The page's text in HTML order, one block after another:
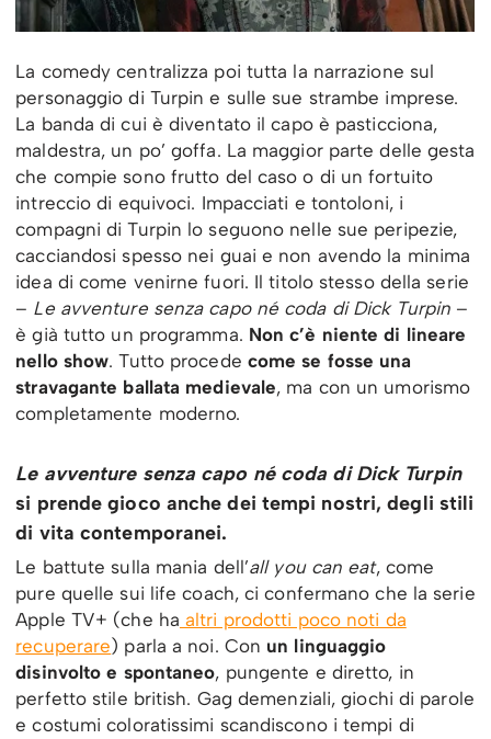
La comedy centralizza poi tutta la narrazione sul
personaggio di Turpin e sulle sue strambe imprese.
La banda di cui è diventato il capo è pasticciona,
maldestra, un po’ goffa. La maggior parte delle gesta
che compie sono frutto del caso o di un fortuito
intreccio di equivoci. Impacciati e tontoloni, i
compagni di Turpin lo seguono nelle sue peripezie,
cacciandosi spesso nei guai e non avendo la minima
idea di come venirne fuori. Il titolo stesso della serie
– Le avventure senza capo né coda di Dick Turpin –
è già tutto un programma. Non c’è niente di lineare
nello show. Tutto procede come se fosse una
stravagante ballata medievale, ma con un umorismo
completamente moderno.
Le avventure senza capo né coda di Dick Turpin
si prende gioco anche dei tempi nostri, degli stili
di vita contemporanei.
Le battute sulla mania dell’all you can eat, come
pure quelle sui life coach, ci confermano che la serie
Apple TV+ (che ha altri prodotti poco noti da
recuperare) parla a noi. Con un linguaggio
disinvolto e spontaneo, pungente e diretto, in
perfetto stile british. Gag demenziali, giochi di parole
e costumi coloratissimi scandiscono i tempi di